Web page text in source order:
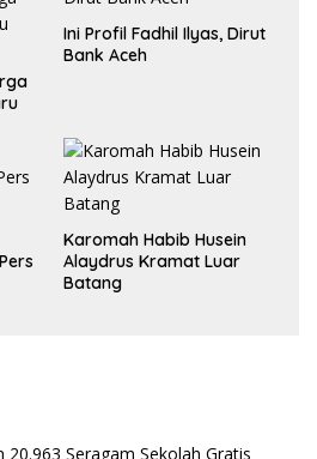
Ini Profil Fadhil Ilyas, Dirut
Bank Aceh
Karomah Habib Husein
Alaydrus Kramat Luar
Batang